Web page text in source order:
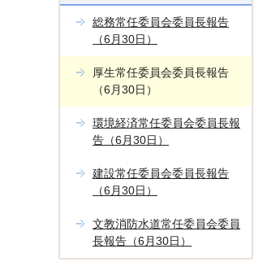
総務常任委員会委員長報告
（6月30日）
厚生常任委員会委員長報告
（6月30日）
環境経済常任委員会委員長報
告（6月30日）
建設常任委員会委員長報告
（6月30日）
文教消防水道常任委員会委員
長報告（6月30日）